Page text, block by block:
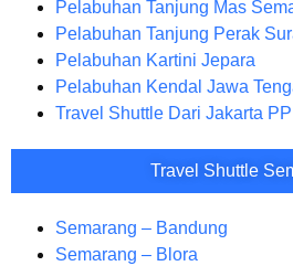
Pelabuhan Tanjung Mas
Pelabuhan Tanjung Perak
Pelabuhan Kartini Jepara
Pelabuhan Kendal Jawa
Travel Shuttle Dari Jakarta PP
Travel Shuttle
Semarang – Bandung
Semarang – Blora